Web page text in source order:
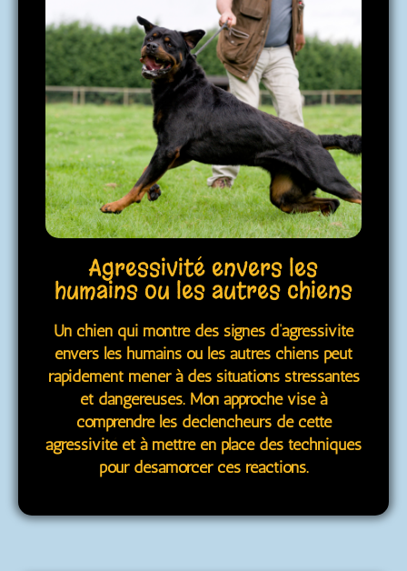
Agressivité envers les
humains ou les autres chiens
Un chien qui montre des signes d’agressivité
envers les humains ou les autres chiens peut
rapidement mener à des situations stressantes
et dangereuses. Mon approche vise à
comprendre les déclencheurs de cette
agressivité et à mettre en place des techniques
pour désamorcer ces réactions.